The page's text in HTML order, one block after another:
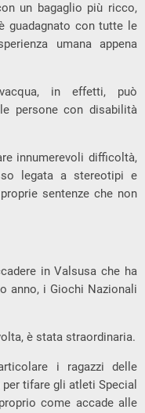
un bagaglio più ricco,
guadagnato con tutte le
umana appena
in effetti, può
persone con disabilità
innumerevoli difficoltà,
legata a stereotipi e
sentenze che non
in Valsusa che ha
anno, i Giochi Nazionali
è stata straordinaria.
i ragazzi delle
tifare gli atleti Special
come accade alle